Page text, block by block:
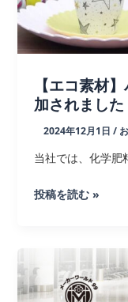
の
定
義
と
イ
メ
ー
【エコ素材
加されました
2024年12月1日 /
当社では、化学肥
【エ
バ
ン
投稿を読む »